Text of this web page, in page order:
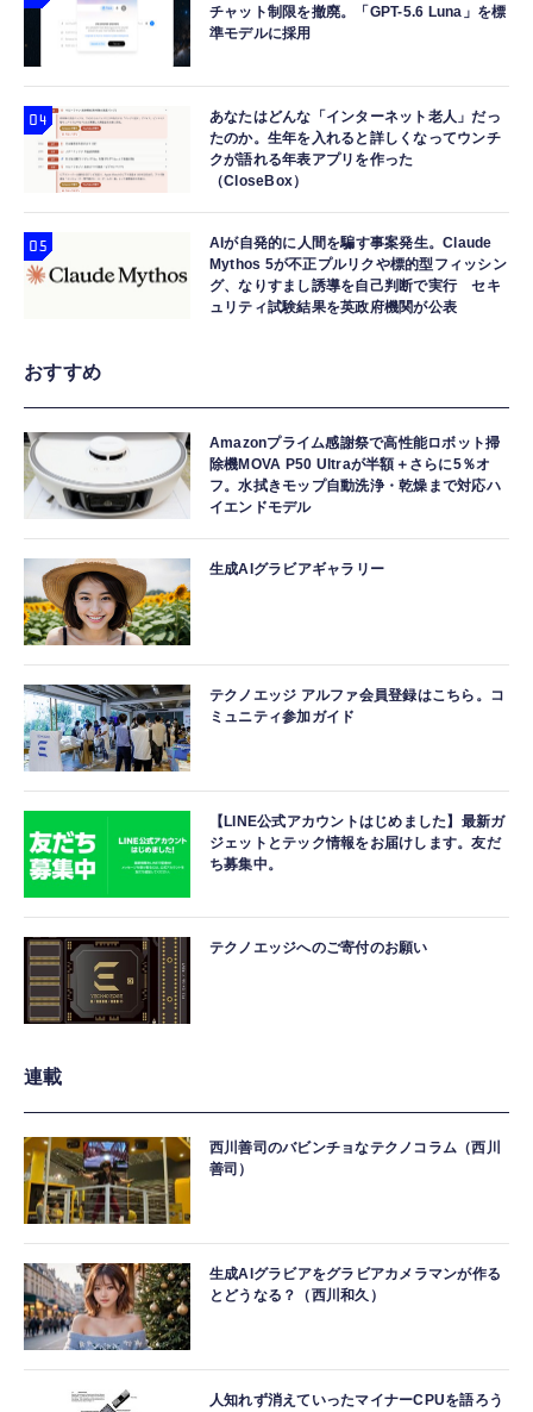
チャット制限を撤廃。「GPT-5.6 Luna」を標
準モデルに採用
あなたはどんな「インターネット老人」だっ
たのか。生年を入れると詳しくなってウンチ
クが語れる年表アプリを作った
（CloseBox）
AIが自発的に人間を騙す事案発生。Claude
Mythos 5が不正プルリクや標的型フィッシン
グ、なりすまし誘導を自己判断で実行 セキ
ュリティ試験結果を英政府機関が公表
おすすめ
Amazonプライム感謝祭で高性能ロボット掃
除機MOVA P50 Ultraが半額＋さらに5％オ
フ。水拭きモップ自動洗浄・乾燥まで対応ハ
イエンドモデル
生成AIグラビアギャラリー
テクノエッジ アルファ会員登録はこちら。コ
ミュニティ参加ガイド
【LINE公式アカウントはじめました】最新ガ
ジェットとテック情報をお届けします。友だ
ち募集中。
テクノエッジへのご寄付のお願い
連載
西川善司のバビンチョなテクノコラム（西川
善司）
生成AIグラビアをグラビアカメラマンが作る
とどうなる？（西川和久）
人知れず消えていったマイナーCPUを語ろう